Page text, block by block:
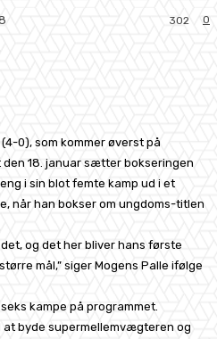
0
302
0), som kommer øverst på
den 18. januar sætter bokseringen
i sin blot femte kamp ud i et
når han bokser om ungdoms-titlen
og det her bliver hans første
mål,” siger Mogens Palle ifølge
kampe på programmet.
byde supermellemvægteren og